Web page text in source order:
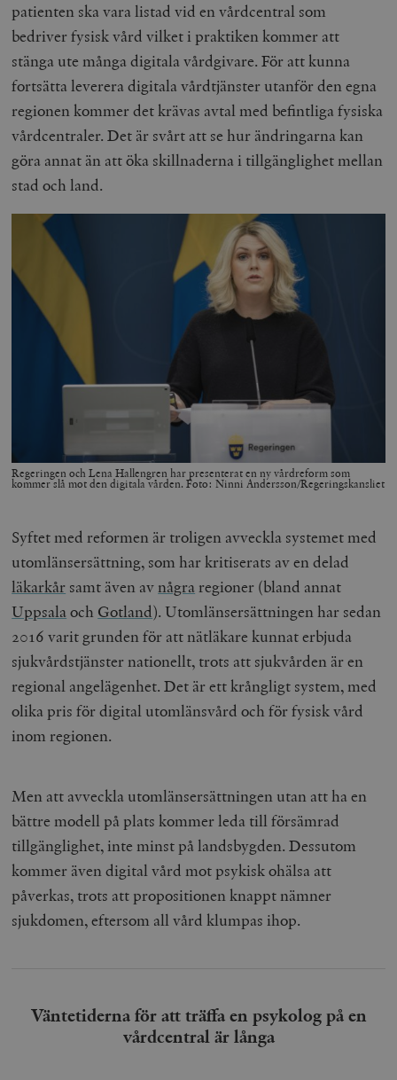
patienten ska vara listad vid en vårdcentral som
bedriver fysisk vård vilket i praktiken kommer att
stänga ute många digitala vårdgivare. För att kunna
fortsätta leverera digitala vårdtjänster utanför den egna
regionen kommer det krävas avtal med befintliga fysiska
vårdcentraler. Det är svårt att se hur ändringarna kan
göra annat än att öka skillnaderna i tillgänglighet mellan
stad och land.
Regeringen och Lena Hallengren har presenterat en ny vårdreform som
kommer slå mot den digitala vården. Foto: Ninni Andersson/Regeringskansliet
Syftet med reformen är troligen avveckla systemet med
utomlänsersättning, som har kritiserats av en delad
läkarkår samt även avnågra regioner (bland annat
Uppsala och Gotland). Utomlänsersättningen har sedan
2016 varit grunden för att nätläkare kunnat erbjuda
sjukvårdstjänster nationellt, trots att sjukvården är en
regional angelägenhet. Det är ett krångligt system, med
olika pris för digital utomlänsvård och för fysisk vård
inom regionen.
Men att avveckla utomlänsersättningen utan att ha en
bättre modell på plats kommer leda till försämrad
tillgänglighet, inte minst på landsbygden. Dessutom
kommer även digital vård mot psykisk ohälsa att
påverkas, trots att propositionen knappt nämner
sjukdomen, eftersom all vård klumpas ihop.
Väntetiderna för att träffa en psykolog på en
vårdcentral är långa